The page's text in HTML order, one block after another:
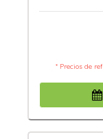
* Precios de